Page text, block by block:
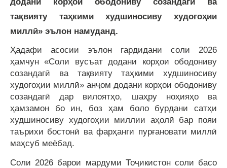
тақвияту таҳкими худшиносиву худогоҳии
миллӣ» эълон намуданд.
Ҳадафи асосии эълон гардидани соли 2026
ҳамчун «Соли вусъат додани корҳои ободониву
созандагӣ ва тақвияту таҳкими худшиносиву
худогоҳии миллӣ» анҷом додани корҳои ободониву
созандагӣ дар вилоятҳо, шаҳру ноҳияҳо ва
ҳамзамон бо ин, боз ҳам боло бурдани сатҳи
худшиносиву худогоҳии миллии аҳолӣ бар пояи
таърихи бостонӣ ва фарҳанги пурғановати миллӣ
маҳсуб меёбад.
Соли 2026 барои мардуми Тоҷикистон соли басо